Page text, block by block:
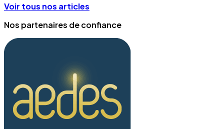
Voir tous nos articles
Nos partenaires de confiance